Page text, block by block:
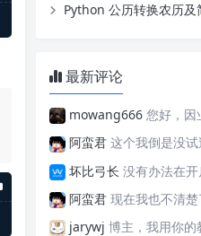
Python 公历转换农历及
最新评论
mowang666 您好，因业务需要，网站地址发生变更，信息如下： 网站名称: 新锐博
阿蛮君 这个我倒是没试
坏比弓长 没有办法在开
阿蛮君 现在我也不清楚了，好久
jarywj 博主，我用你的教程搭建好了服务器，建好了网络，但是